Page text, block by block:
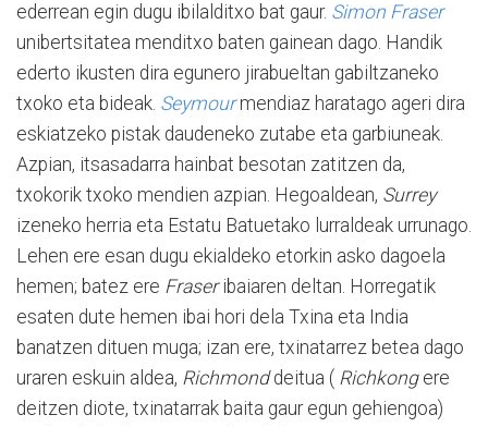
ederrean egin dugu ibilalditxo bat gaur. Simon Fraser
unibertsitatea menditxo baten gainean dago. Handik
ederto ikusten dira egunero jirabueltan gabiltzaneko
txoko eta bideak. Seymourmendiaz haratago ageri dira
eskiatzeko pistak daudeneko zutabe eta garbiuneak.
Azpian, itsasadarra hainbat besotan zatitzen da,
txokorik txoko mendien azpian. Hegoaldean, Surrey
izeneko herria eta Estatu Batuetako lurraldeak urrunago.
Lehen ere esan dugu ekialdeko etorkin asko dagoela
hemen; batez ere Fraser ibaiaren deltan. Horregatik
esaten dute hemen ibai hori dela Txina eta India
banatzen dituen muga; izan ere, txinatarrez betea dago
uraren eskuin aldea, Richmonddeitua ( Richkong ere
deitzen diote, txinatarrak baita gaur egun gehiengoa)